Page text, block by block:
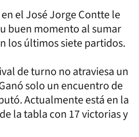
el José Jorge Contte le
buen momento al sumar
los últimos siete partidos.
de turno no atraviesa un
solo un encuentro de
Actualmente está en la
la tabla con 17 victorias y